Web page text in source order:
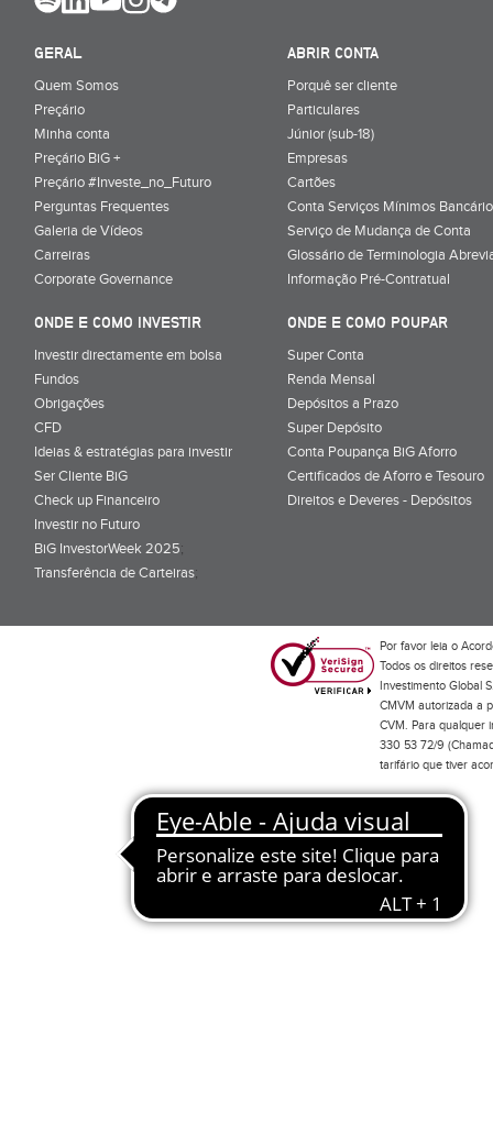
GERAL
Quem Somos
Preçário
Minha conta
Preçário BiG +
Preçário #Investe_no_Futuro
Perguntas Frequentes
Galeria de Vídeos
Carreiras
Corporate Governance
ABRIR CONTA
Porquê ser cliente
Particulares
Júnior (sub-18)
Empresas
Cartões
Conta Serviços Mínimos
Serviço de Mudança de Conta
Glossário de Terminologia
Informação Pré-Contratual
ONDE E COMO INVESTIR
Investir directamente em bolsa
Fundos
Obrigações
CFD
Ideias & estratégias para investir
Ser Cliente BiG
Check up Financeiro
Investir no Futuro
BiG InvestorWeek 2025;
Transferência de Carteiras;
ONDE E COMO POUPAR
Super Conta
Renda Mensal
Depósitos a Prazo
Super Depósito
Conta Poupança BiG Aforro
Certificados de Aforro e Tesouro
Direitos e Deveres - Depósitos
Por favor leia o
Todos os direitos
Investimento Global
CMVM autorizada a
CVM. Para qualquer
330 53 72/9
tarifário que tiver